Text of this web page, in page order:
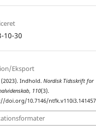
10-30
Eksport
(2023). Indhold.Nordisk Tidsskrift for
, 110(3).
doi.org/10.7146/ntfk.v110i3.141457